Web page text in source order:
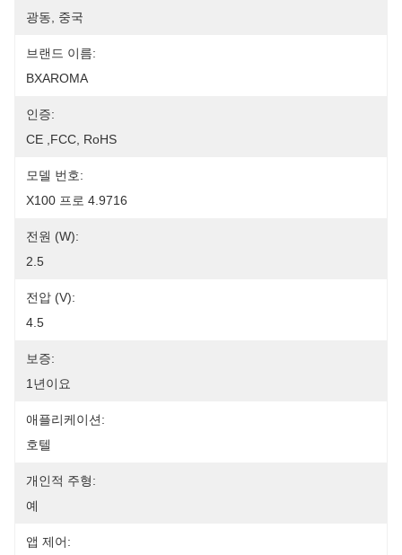
광동, 중국
브랜드 이름:
BXAROMA
인증:
CE ,FCC, RoHS
모델 번호:
X100 프로 4.9716
전원 (W):
2.5
전압 (V):
4.5
보증:
1년이요
애플리케이션:
호텔
개인적 주형:
예
앱 제어: